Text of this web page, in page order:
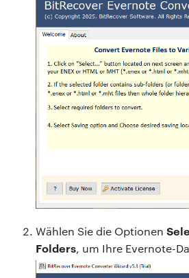
Wählen Sie die Optionen
Folders, um Ihre Evernote-